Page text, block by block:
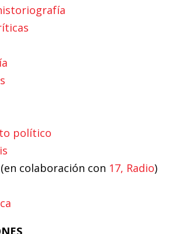
político
colaboración con 17, Radio)